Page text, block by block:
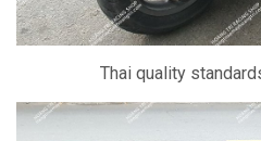
Thai quality